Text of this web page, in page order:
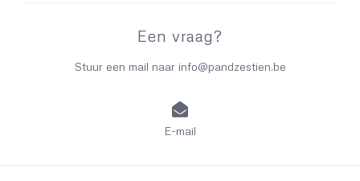
Een vraag?
Stuur een mail naar info@pandzestien.be
E-mail